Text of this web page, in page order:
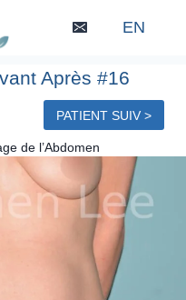
EN
Après #16
PATIENT SUIV >
de l’Abdomen